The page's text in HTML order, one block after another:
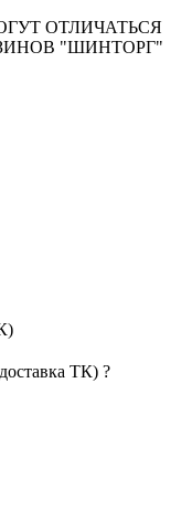
ОТЛИЧАТЬСЯ
"ШИНТОРГ"
ТК) ?